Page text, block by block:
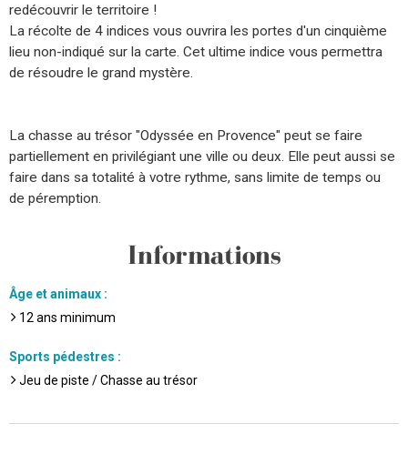
redécouvrir le territoire !
La récolte de 4 indices vous ouvrira les portes d'un cinquième
lieu non-indiqué sur la carte. Cet ultime indice vous permettra
de résoudre le grand mystère.
La chasse au trésor "Odyssée en Provence" peut se faire
partiellement en privilégiant une ville ou deux. Elle peut aussi se
faire dans sa totalité à votre rythme, sans limite de temps ou
de péremption.
Informations
Âge et animaux :
12 ans minimum
Sports pédestres :
Jeu de piste / Chasse au trésor